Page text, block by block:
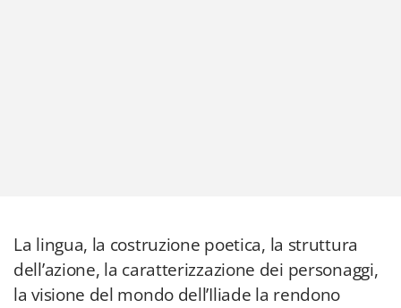
La lingua, la costruzione poetica, la struttura
dell’azione, la caratterizzazione dei personaggi,
la visione del mondo dell’Iliade la rendono